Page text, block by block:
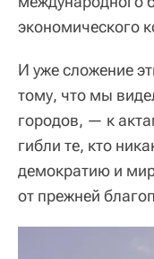
экономического
И уже сложение
тому, что мы
городов, — к
гибли те, кто
демократию и
от прежней